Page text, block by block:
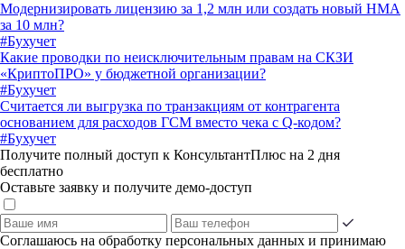
Модернизировать лицензию за 1,2 млн или создать новый НМА
за 10 млн?
#Бухучет
Какие проводки по неисключительным правам на СКЗИ
«КриптоПРО» у бюджетной организации?
#Бухучет
Считается ли выгрузка по транзакциям от контрагента
основанием для расходов ГСМ вместо чека с Q-кодом?
#Бухучет
Получите полный доступ к КонсультантПлюс на 2 дня
бесплатно
Оставьте заявку и получите демо-доступ
Соглашаюсь на обработку персональных данных и принимаю